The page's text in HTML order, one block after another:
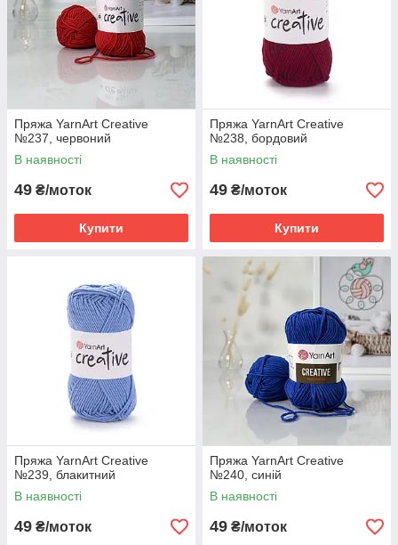
Пряжа YarnArt Creative
№237, червоний
В наявності
49 ₴/моток
Купити
Пряжа YarnArt Creative
№238, бордовий
В наявності
49 ₴/моток
Купити
Пряжа YarnArt Creative
№239, блакитний
В наявності
49 ₴/моток
Пряжа YarnArt Creative
№240, синій
В наявності
49 ₴/моток